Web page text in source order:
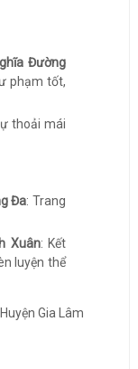
Đường
phạm tốt,
thoải mái
Đa: Trang
Xuân: Kết
luyện thể